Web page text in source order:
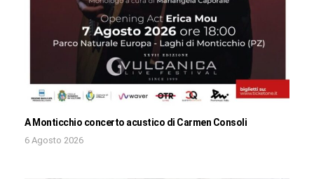
A Monticchio concerto acustico di Carmen Consoli
6 Agosto 2026